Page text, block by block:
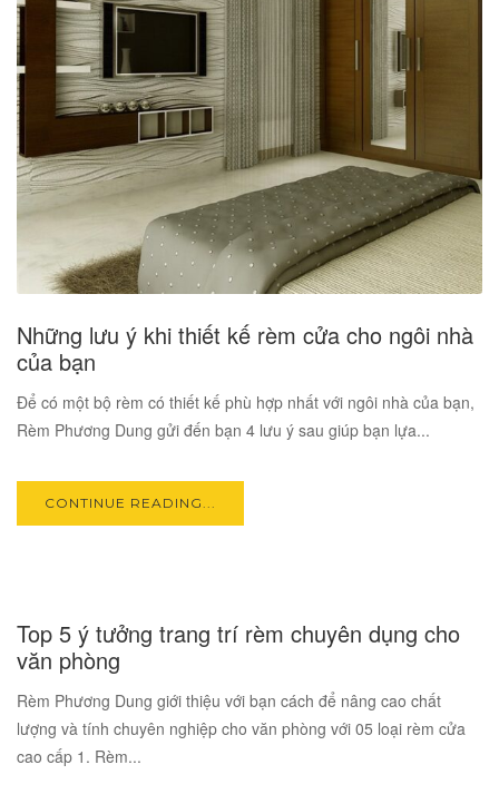
Những lưu ý khi thiết kế rèm cửa cho ngôi nhà
của bạn
Để có một bộ rèm có thiết kế phù hợp nhất với ngôi nhà của bạn,
Rèm Phương Dung gửi đến bạn 4 lưu ý sau giúp bạn lựa...
CONTINUE READING...
OCT
Top 5 ý tưởng trang trí rèm chuyên dụng cho
văn phòng
Rèm Phương Dung giới thiệu với bạn cách để nâng cao chất
lượng và tính chuyên nghiệp cho văn phòng với 05 loại rèm cửa
cao cấp 1. Rèm...